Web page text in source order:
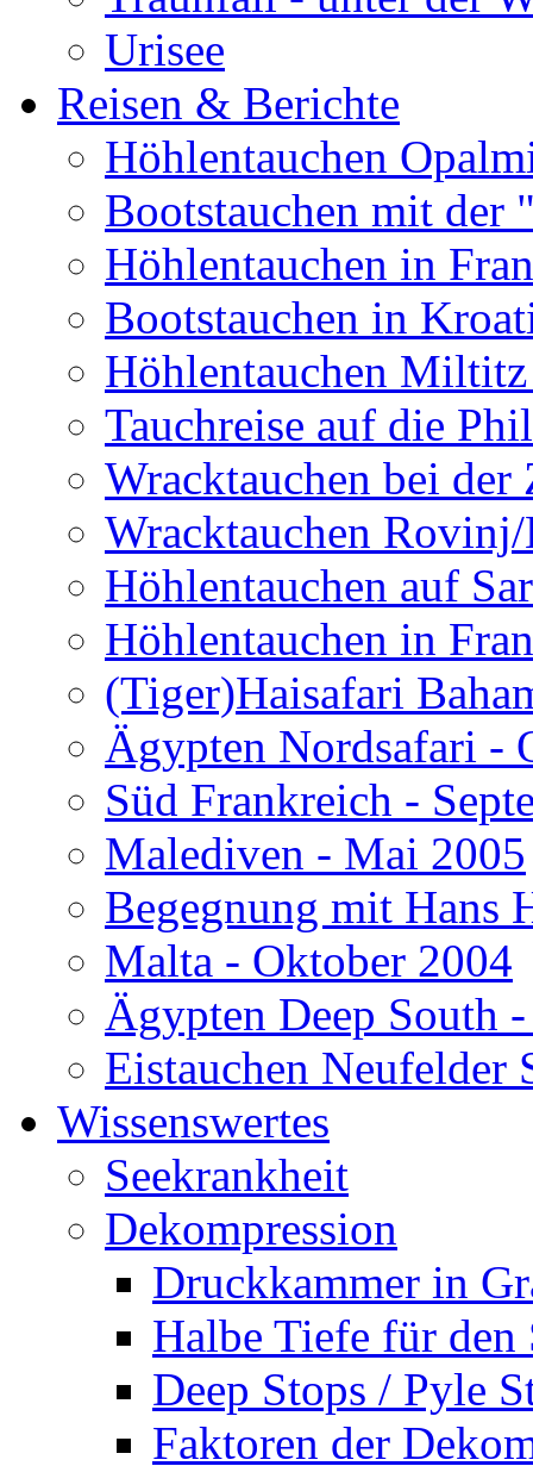
Urisee
Reisen & Berichte
Höhlentauchen
Bootstauchen mit
Höhlentauchen in
Bootstauchen in
Höhlentauchen
Tauchreise auf die
Wracktauchen bei der
Wracktauchen
Höhlentauchen auf
Höhlentauchen in
(Tiger)Haisafari
Ägypten Nordsafari -
Süd Frankreich -
Malediven - Mai 2005
Begegnung mit Hans
Malta - Oktober 2004
Ägypten Deep South
Eistauchen Neufelder
Wissenswertes
Seekrankheit
Dekompression
Druckkammer in
Halbe Tiefe für den
Deep Stops / Pyle
Faktoren der